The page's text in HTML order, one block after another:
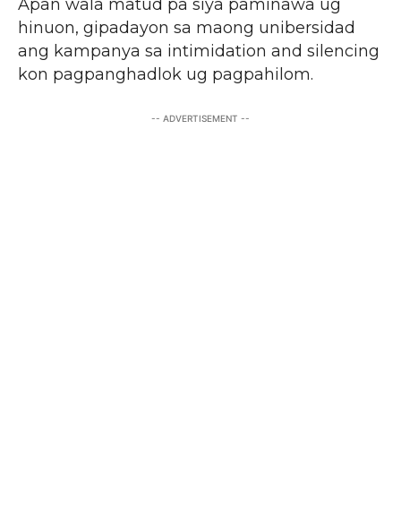
Apan wala matud pa siya paminawa ug
hinuon, gipadayon sa maong unibersidad
ang kampanya sa intimidation and silencing
kon pagpanghadlok ug pagpahilom.
-- ADVERTISEMENT --